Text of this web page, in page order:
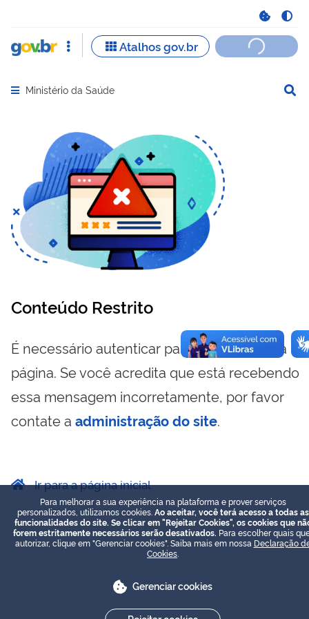
Abrir menu principal de navegação
Ministério da Saúde
Conteúdo Restrito
É necessário autenticar para visualizar essa
página. Se você acredita que está recebendo
essa mensagem incorretamente, por favor
contate a administração do site.
Ir para a página inicial
Para melhorar a sua experiência na plataforma e prover serviços
personalizados, utilizamos cookies. Ao aceitar, você terá acesso a todas as
funcionalidades do site. Se clicar em "Rejeitar Cookies", os cookies que
forem estritamente necessários serão desativados. Para escolher quais
autorizar, clique em "Gerenciar cookies". Saiba mais em nossa Declaração
Cookies
Gerenciar cookies